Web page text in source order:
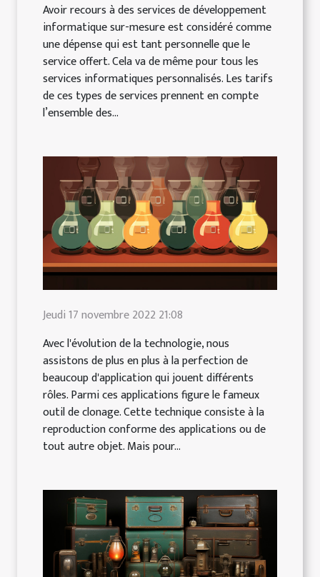
Avoir recours à des services de développement
informatique sur-mesure est considéré comme
une dépense qui est tant personnelle que le
service offert. Cela va de même pour tous les
services informatiques personnalisés. Les tarifs
de ces types de services prennent en compte
l’ensemble des...
Jeudi 17 novembre 2022 21:08
Avec l'évolution de la technologie, nous
assistons de plus en plus à la perfection de
beaucoup d'application qui jouent différents
rôles. Parmi ces applications figure le fameux
outil de clonage. Cette technique consiste à la
reproduction conforme des applications ou de
tout autre objet. Mais pour...